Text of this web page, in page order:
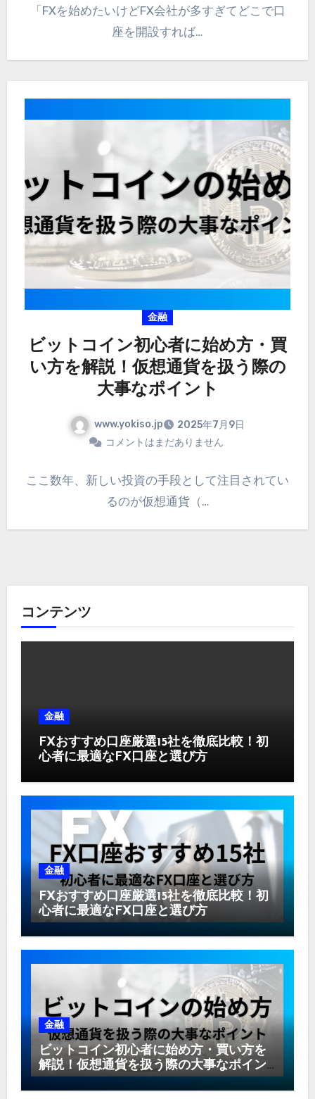
「FXを始めたいけどFX会社が多すぎてどこで口
座を開設すれば…
金融
ビットコイン初心者に始め方・買
い方を解説！仮想通貨を扱う際の
大事なポイント
www.yokiso.jp
2025年7月9日
コメントはまだありません
ここ数年、新しい投資の手段として注目されてい
るのが仮想通貨（…
コンテンツ
金融
FXおすすめ口座厳選15社を徹底比較！初
心者に最適なFX口座と選び方
金融
FXおすすめ口座厳選15社を徹底比較！初
心者に最適なFX口座と選び方
金融
ビットコイン初心者に始め方・買い方を
解説！仮想通貨を扱う際の大事なポイン
ト